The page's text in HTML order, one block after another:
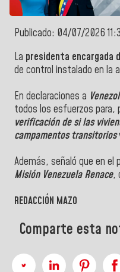
Publicado: 04/07/2026
La presidenta encargada
de control instalado en la
En declaraciones a
todos los esfuerzos para,
verificación de si las
campamentos transitorios
Además, señaló que en
Misión Venezuela Renace,
REDACCIÓN MAZO
Comparte esta